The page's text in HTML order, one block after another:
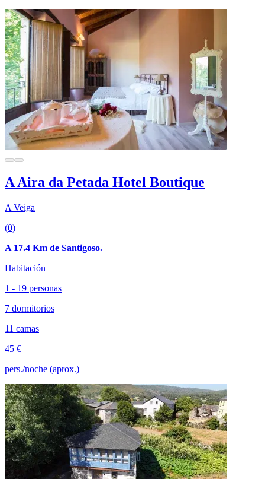
A Aira da Petada Hotel Boutique
A Veiga
(0)
A 17.4 Km de Santigoso.
Habitación
1 - 19 personas
7 dormitorios
11 camas
45 €
pers./noche (aprox.)